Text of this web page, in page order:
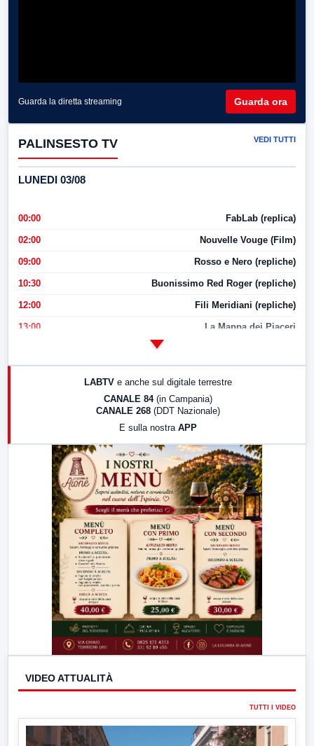
Guarda la diretta streaming Guarda ora
PALINSESTO TV VEDI TUTTI
LUNEDI 03/08
00:00 FabLab (replica)
02:00 Nouvelle Vouge (Film)
09:00 Rosso e Nero (repliche)
10:30 Buonissimo Red Roger (repliche)
12:00 Fili Meridiani (repliche)
13:00 La Mappa dei Piaceri
17:00 LabNews (replica)
LabNews (replica)
LABTV e anche sul digitale terrestre
CANALE 84 (in Campania)
CANALE 268 (DDT Nazionale)
E sulla nostra APP
VIDEO ATTUALITÀ
TUTTI I VIDEO